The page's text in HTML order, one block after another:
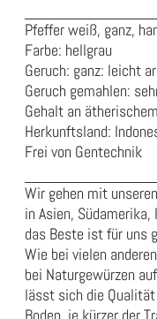
Pfeffer weiß, ganz,
Farbe: hellgrau
Geruch: ganz: leicht
Geruch gemahlen:
Gehalt an
Herkunftsland:
Frei von Gentechnik
Wir gehen mit
in Asien, Südamerika,
das Beste ist für uns
Wie bei vielen
bei Naturgewürzen
lässt sich die